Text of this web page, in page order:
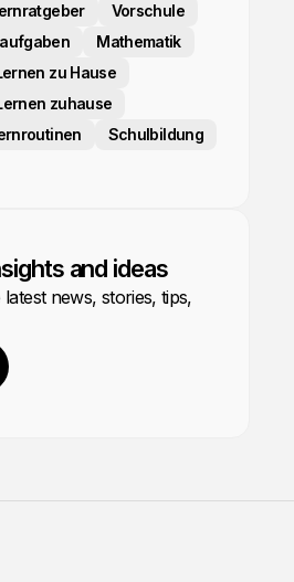
Vorschule
Mathematik
zu Hause
zuhause
Schulbildung
and ideas
news, stories, tips,